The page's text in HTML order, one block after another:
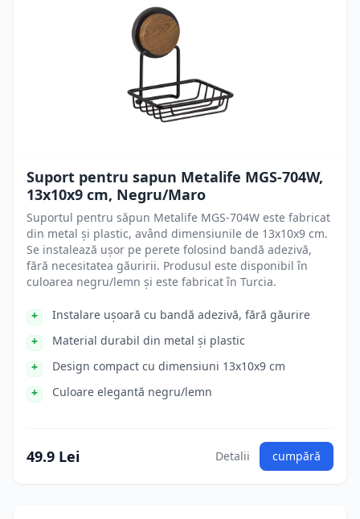
Suport pentru sapun Metalife MGS-704W,
13x10x9 cm, Negru/Maro
Suportul pentru săpun Metalife MGS-704W este fabricat
din metal și plastic, având dimensiunile de 13x10x9 cm.
Se instalează ușor pe perete folosind bandă adezivă,
fără necesitatea găuririi. Produsul este disponibil în
culoarea negru/lemn și este fabricat în Turcia.
Instalare ușoară cu bandă adezivă, fără găurire
Material durabil din metal și plastic
Design compact cu dimensiuni 13x10x9 cm
Culoare elegantă negru/lemn
49.9 Lei Detalii cumpără